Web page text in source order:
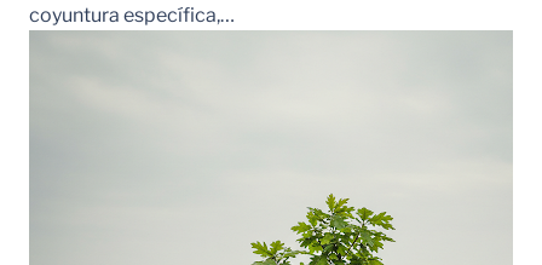
coyuntura específica,…